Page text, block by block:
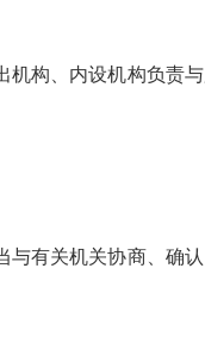
构、内设机构负责
有关机关协商、确